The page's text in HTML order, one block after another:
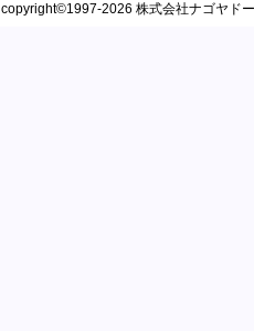
copyright©1997-2026 株式会社ナゴヤド